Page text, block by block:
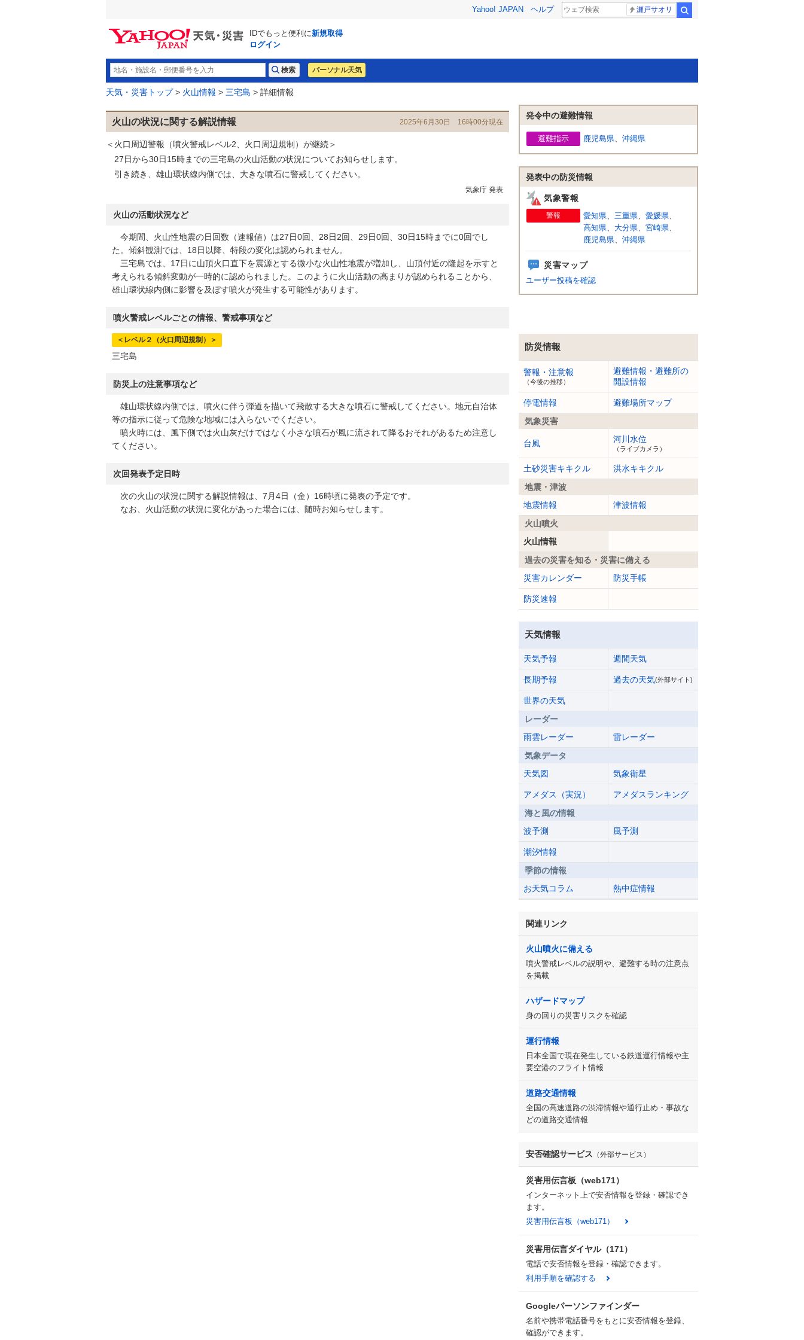
Yahoo! JAPAN ヘルプ 瀬戸サオリ
IDでもっと便利に新規取得
ログイン
パーソナル天気
天気・災害トップ> 火山情報 > 三宅島 > 詳細情報
火山の状況に関する解説情報 2025年6月30日 16時00分現在
＜火口周辺警報（噴火警戒レベル2、火口周辺規制）が継続＞
27日から30日15時までの三宅島の火山活動の状況についてお知らせします。
引き続き、雄山環状線内側では、大きな噴石に警戒してください。
気象庁 発表
火山の活動状況など
今期間、火山性地震の日回数（速報値）は27日0回、28日2回、29日0回、30日15時までに0回でし
た。傾斜観測では、18日以降、特段の変化は認められません。
三宅島では、17日に山頂火口直下を震源とする微小な火山性地震が増加し、山頂付近の隆起を示すと
考えられる傾斜変動が一時的に認められました。このように火山活動の高まりが認められることから、
雄山環状線内側に影響を及ぼす噴火が発生する可能性があります。
噴火警戒レベルごとの情報、警戒事項など
＜レベル２（火口周辺規制）＞
三宅島
防災上の注意事項など
雄山環状線内側では、噴火に伴う弾道を描いて飛散する大きな噴石に警戒してください。地元自治体
等の指示に従って危険な地域には入らないでください。
噴火時には、風下側では火山灰だけではなく小さな噴石が風に流されて降るおそれがあるため注意し
てください。
次回発表予定日時
次の火山の状況に関する解説情報は、7月4日（金）16時頃に発表の予定です。
なお、火山活動の状況に変化があった場合には、随時お知らせします。
発令中の避難情報
避難指示 鹿児島県、 沖縄県
発表中の防災情報
気象警報
警報 愛知県、 三重県、 愛媛県、
高知県、 大分県、 宮崎県、
鹿児島県、 沖縄県
災害マップ
ユーザー投稿を確認
防災情報
警報・注意報
（今後の推移）
避難情報・避難所の
開設情報
停電情報
避難場所マップ
気象災害
台風 河川水位
（ライブカメラ）
土砂災害キキクル
洪水キキクル
地震・津波
地震情報
津波情報
火山噴火
火山情報
過去の災害を知る・災害に備える
災害カレンダー
防災手帳
防災速報
天気情報
天気予報 週間天気
長期予報 過去の天気(外部サイト)
世界の天気
レーダー
雨雲レーダー
雷レーダー
気象データ
天気図
気象衛星
アメダス（実況）
アメダスランキング
海と風の情報
波予測
風予測
潮汐情報
季節の情報
お天気コラム
熱中症情報
関連リンク
火山噴火に備える
噴火警戒レベルの説明や、避難する時の注意点
を掲載
ハザードマップ
身の回りの災害リスクを確認
運行情報
日本全国で現在発生している鉄道運行情報や主
要空港のフライト情報
道路交通情報
全国の高速道路の渋滞情報や通行止め・事故な
どの道路交通情報
安否確認サービス （外部サービス）
災害用伝言板（web171）
インターネット上で安否情報を登録・確認でき
ます。
災害用伝言板（web171）
災害用伝言ダイヤル（171）
電話で安否情報を登録・確認できます。
利用手順を確認する
Googleパーソンファインダー
名前や携帯電話番号をもとに安否情報を登録、
確認ができます。